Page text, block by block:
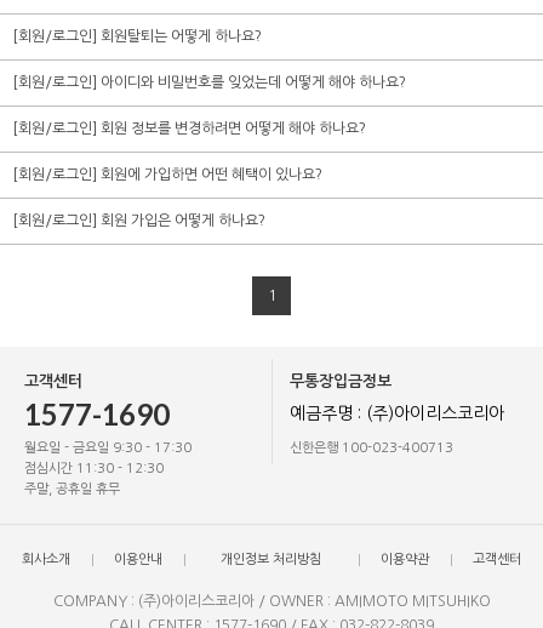
[회원/로그인] 회원탈퇴는 어떻게 하나요?
[회원/로그인] 아이디와 비밀번호를 잊었는데 어떻게 해야 하나요?
[회원/로그인] 회원 정보를 변경하려면 어떻게 해야 하나요?
[회원/로그인] 회원에 가입하면 어떤 혜택이 있나요?
[회원/로그인] 회원 가입은 어떻게 하나요?
1
고객센터
1577-1690
월요일 - 금요일 9:30 - 17:30
점심시간 11:30 - 12:30
주말, 공휴일 휴무
무통장입금정보
예금주명 : (주)아이리스코리아
신한은행 100-023-400713
회사소개 이용안내 개인정보 처리방침 이용약관 고객센터
COMPANY : (주)아이리스코리아 / OWNER : AMIMOTO MITSUHIKO